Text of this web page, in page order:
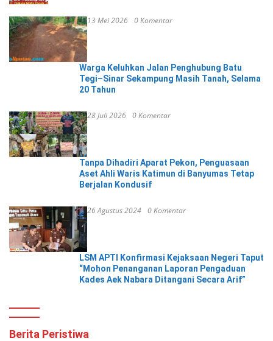
13 Mei 2026 0 Komentar
Warga Keluhkan Jalan Penghubung Batu
Tegi–Sinar Sekampung Masih Tanah, Selama
20 Tahun
28 Juli 2026 0 Komentar
Tanpa Dihadiri Aparat Pekon, Penguasaan
Aset Ahli Waris Katimun di Banyumas Tetap
Berjalan Kondusif
26 Agustus 2024 0 Komentar
LSM APTI Konfirmasi Kejaksaan Negeri Taput
“Mohon Penanganan Laporan Pengaduan
Kades Aek Nabara Ditangani Secara Arif”
Berita Peristiwa